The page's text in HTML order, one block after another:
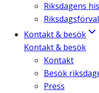
Riksdagens
Kontakt & besök
Kontakt & besök
Kontakt
Besök
Press